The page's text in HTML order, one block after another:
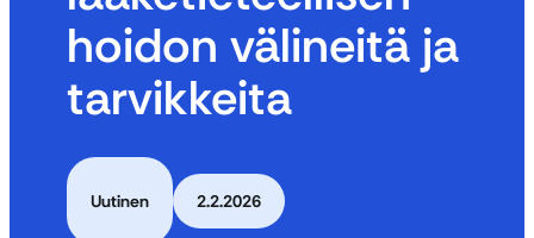
hoidon välineitä ja
tarvikkeita
Uutinen 2.2.2026